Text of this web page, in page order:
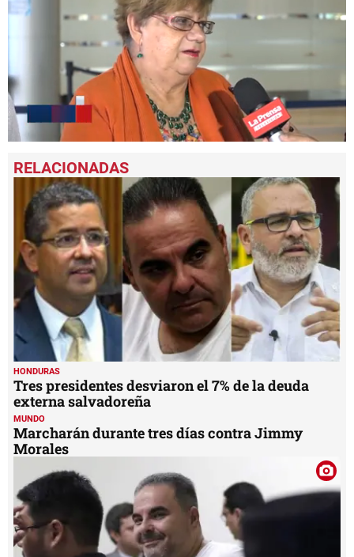
seconds
of
minute,
seconds
HONDURAS
Tres presidentes desviaron el 7% de la deuda
externa salvadoreña
MUNDO
Marcharán durante tres días contra Jimmy
Morales